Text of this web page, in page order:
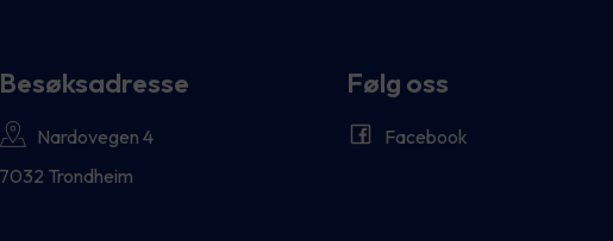
Besøksadresse
Nardovegen 4
7032 Trondheim
Følg oss
Facebook